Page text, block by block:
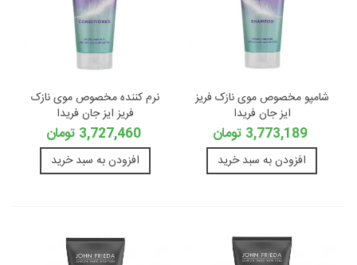
شامپو مخصوص موی نازک فریز
ایز جان فریدا
3,773,189 تومان
افزودن به سبد خرید
نرم کننده مخصوص موی نازک
فریز ایز جان فریدا
3,727,460 تومان
افزودن به سبد خرید